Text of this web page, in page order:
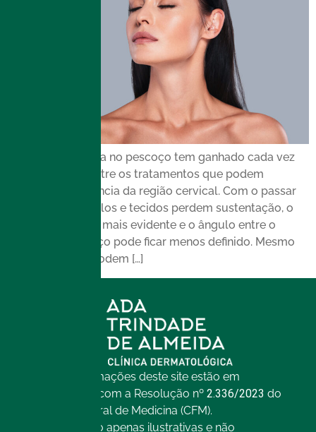
A toxina botulínica no pescoço tem ganhado cada vez
mais destaque entre os tratamentos que podem
melhorar a aparência da região cervical. Com o passar
do tempo, músculos e tecidos perdem sustentação, o
platisma se torna mais evidente e o ângulo entre o
queixo e o pescoço pode ficar menos definido. Mesmo
pessoas jovens podem […]
Todas as informações deste site estão em
conformidade com a Resolução nº 2.336/2023 do
Conselho Federal de Medicina (CFM).
As imagens são apenas ilustrativas e não